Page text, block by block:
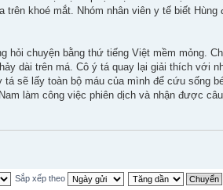
khoé mắt. Nhóm nhân viên y tế biết Hùng
hỏi chuyện bằng thứ tiếng Việt mềm mỏng.
dài trên má. Cô ý tá quay lại giải thích với
sẽ lấy toàn bộ máu của mình để cứu sống
làm công việc phiên dịch và nhận được
Sắp xếp theo